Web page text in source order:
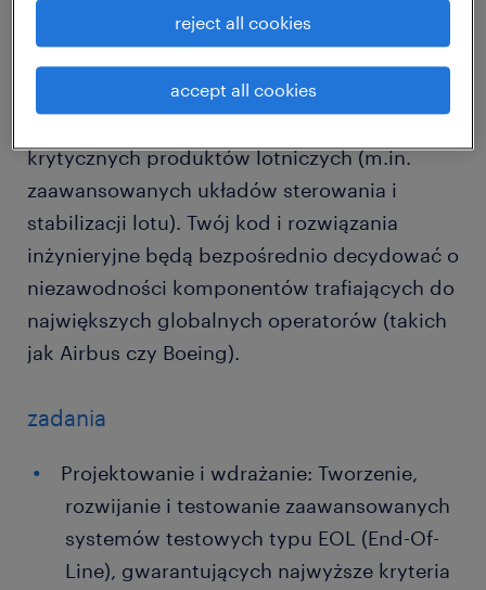
rozwijającego się zespołu technicznego.
wsparcie oraz ciągłą optymalizację średnio i
krytycznych produktów lotniczych (m.in.
zaawansowanych układów sterowania i
stabilizacji lotu). Twój kod i rozwiązania
inżynieryjne będą bezpośrednio decydować o
niezawodności komponentów trafiających do
największych globalnych operatorów (takich
jak Airbus czy Boeing).
zadania
Projektowanie i wdrażanie: Tworzenie,
rozwijanie i testowanie zaawansowanych
systemów testowych typu EOL (End-Of-
Line), gwarantujących najwyższe kryteria
accept all cookies
reject all cookies